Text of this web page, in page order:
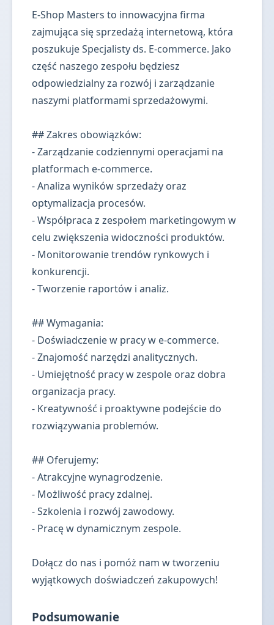
E-Shop Masters to innowacyjna firma
zajmująca się sprzedażą internetową, która
poszukuje Specjalisty ds. E-commerce. Jako
część naszego zespołu będziesz
odpowiedzialny za rozwój i zarządzanie
naszymi platformami sprzedażowymi.
## Zakres obowiązków:
- Zarządzanie codziennymi operacjami na
platformach e-commerce.
- Analiza wyników sprzedaży oraz
optymalizacja procesów.
- Współpraca z zespołem marketingowym w
celu zwiększenia widoczności produktów.
- Monitorowanie trendów rynkowych i
konkurencji.
- Tworzenie raportów i analiz.
## Wymagania:
- Doświadczenie w pracy w e-commerce.
- Znajomość narzędzi analitycznych.
- Umiejętność pracy w zespole oraz dobra
organizacja pracy.
- Kreatywność i proaktywne podejście do
rozwiązywania problemów.
## Oferujemy:
- Atrakcyjne wynagrodzenie.
- Możliwość pracy zdalnej.
- Szkolenia i rozwój zawodowy.
- Pracę w dynamicznym zespole.
Dołącz do nas i pomóż nam w tworzeniu
wyjątkowych doświadczeń zakupowych!
Podsumowanie